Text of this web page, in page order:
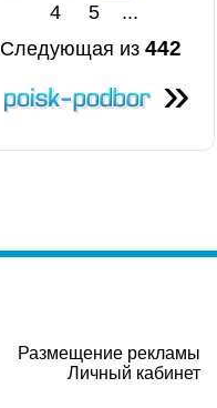
4
5
...
Следующая из 442
»
Размещение рекламы
Личный кабинет